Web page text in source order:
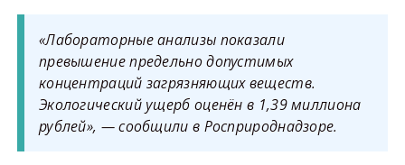
«Лабораторные анализы показали
превышение предельно допустимых
концентраций загрязняющих веществ.
Экологический ущерб оценён в 1,39 миллиона
рублей», — сообщили в Росприроднадзоре.